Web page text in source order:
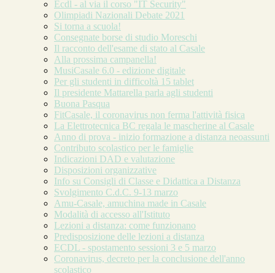
Ecdl - al via il corso "IT Security"
Olimpiadi Nazionali Debate 2021
Si torna a scuola!
Consegnate borse di studio Moreschi
Il racconto dell'esame di stato al Casale
Alla prossima campanella!
MusiCasale 6.0 - edizione digitale
Per gli studenti in difficoltà 15 tablet
Il presidente Mattarella parla agli studenti
Buona Pasqua
FitCasale, il coronavirus non ferma l'attività fisica
La Elettrotecnica BC regala le mascherine al Casale
Anno di prova - inizio formazione a distanza neoassunti
Contributo scolastico per le famiglie
Indicazioni DAD e valutazione
Disposizioni organizzative
Info su Consigli di Classe e Didattica a Distanza
Svolgimento C.d.C. 9-13 marzo
Amu-Casale, amuchina made in Casale
Modalità di accesso all'Istituto
Lezioni a distanza: come funzionano
Predisposizione delle lezioni a distanza
ECDL - spostamento sessioni 3 e 5 marzo
Coronavirus, decreto per la conclusione dell'anno
scolastico